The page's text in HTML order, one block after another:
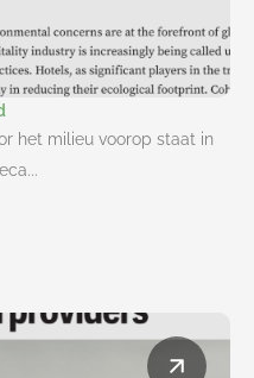
het milieu voorop staat in